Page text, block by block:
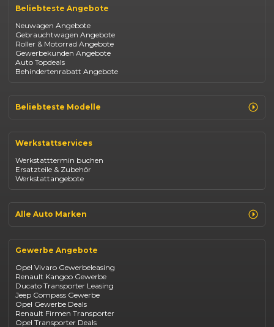
Beliebteste Angebote
Neuwagen Angebote
Gebrauchtwagen Angebote
Roller & Motorrad Angebote
Gewerbekunden Angebote
Auto Topdeals
Behindertenrabatt Angebote
Beliebteste Modelle
Opel Corsa
Fiat 500
Dacia Duster
Dacia Sandero
Jeep Compass
Suzuki Vitara
Suzuki Swift
Mazda CX-30
Werkstattservices
Werkstatttermin buchen
Ersatzteile & Zubehör
Werkstattangebote
Alle Auto Marken
Opel
Fiat
Jeep
Suzuki
BYD
Kia
Mazda
Citroën
Abarth
Gewerbe Angebote
Opel Vivaro Gewerbeleasing
Renault Kangoo Gewerbe
Ducato Transporter Leasing
Jeep Compass Gewerbe
Opel Gewerbe Deals
Renault Firmen Transporter
Opel Transporter Deals